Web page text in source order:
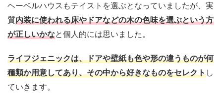
ヘーベルハウスもテイストを選ぶとなっていましたが、実
質内装に使われる床やドアなどの木の色味を選ぶという方
が正しいかなと個人的には思いました。
ライフジェニックは、ドアや壁紙も色や形の違うものが何
種類か用意してあり、その中から好きなものをセレクトし
ていきます。